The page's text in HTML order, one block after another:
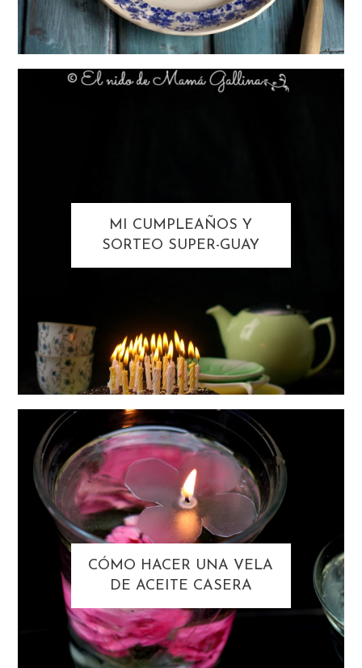
MI CUMPLEAÑOS Y
SORTEO SUPER-GUAY
CÓMO HACER UNA VELA
DE ACEITE CASERA